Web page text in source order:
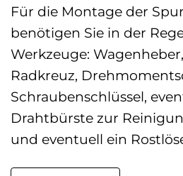
Für die Montage der
benötigen Sie in der
Werkzeuge:
Radkreuz,
Schraubenschlüssel,
Drahtbürste zur
und eventuell ein